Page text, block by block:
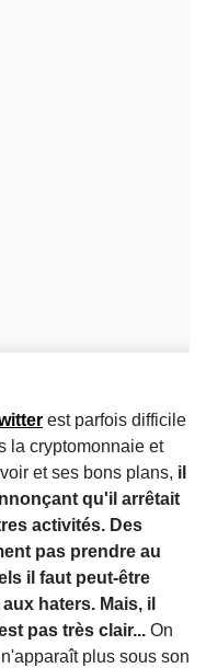
est parfois difficile
la cryptomonnaie et
et ses bons plans, il
qu'il arrêtait
activités. Des
pas prendre au
il faut peut-être
haters. Mais, il
pas très clair... On
plus sous son